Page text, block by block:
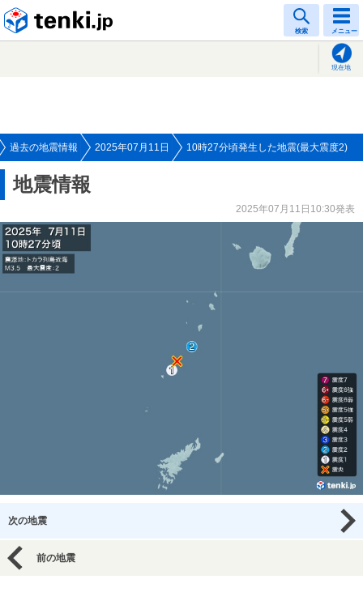
検索 メニュー
現在地
過去の地震情報 2025年07月11日 10時27分頃発生した地震(最大震度2)
地震情報
2025年07月11日10:30発表
次の地震
前の地震